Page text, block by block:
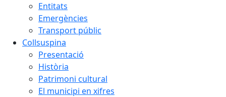
Entitats
Emergències
Transport públic
Collsuspina
Presentació
Història
Patrimoni cultural
El municipi en xifres